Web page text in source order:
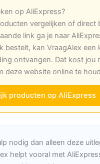
op AliExpress?
vergelijken of direct
link ga je naar
bestelt, kan VraagAlex een
ontvangen. Dat kost jou
deze website online te
producten op AliExpress
nodig dan alleen deze
helpt vooral met